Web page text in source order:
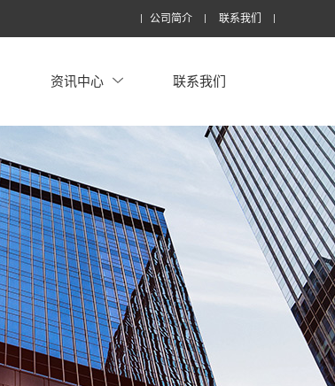
公司简介 联系我们
资讯中心 联系我们